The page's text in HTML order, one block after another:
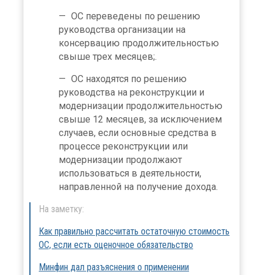
ОС переведены по решению
руководства организации на
консервацию продолжительностью
свыше трех месяцев;.
ОС находятся по решению
руководства на реконструкции и
модернизации продолжительностью
свыше 12 месяцев, за исключением
случаев, если основные средства в
процессе реконструкции или
модернизации продолжают
использоваться в деятельности,
направленной на получение дохода.
На заметку:
Как правильно рассчитать остаточную стоимость
ОС, если есть оценочное обязательство
Минфин дал разъяснения о применении